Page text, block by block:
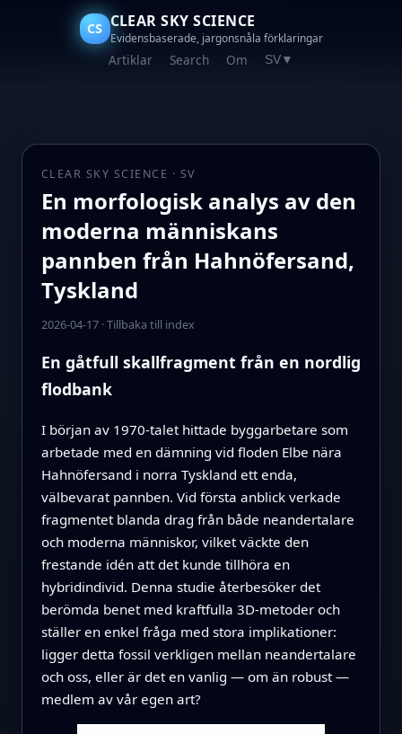
CS CLEAR SKY SCIENCE
Evidensbaserade, jargonsnåla förklaringar
Artiklar Search Om SV ▼
CLEAR SKY SCIENCE · SV
En morfologisk analys av den
moderna människans
pannben från Hahnöfersand,
Tyskland
2026-04-17·Tillbaka till index
En gåtfull skallfragment från en nordlig
flodbank
I början av 1970‑talet hittade byggarbetare som
arbetade med en dämning vid floden Elbe nära
Hahnöfersand i norra Tyskland ett enda,
välbevarat pannben. Vid första anblick verkade
fragmentet blanda drag från både neandertalare
och moderna människor, vilket väckte den
frestande idén att det kunde tillhöra en
hybridindivid. Denna studie återbesöker det
berömda benet med kraftfulla 3D‑metoder och
ställer en enkel fråga med stora implikationer:
ligger detta fossil verkligen mellan neandertalare
och oss, eller är det en vanlig — om än robust —
medlem av vår egen art?